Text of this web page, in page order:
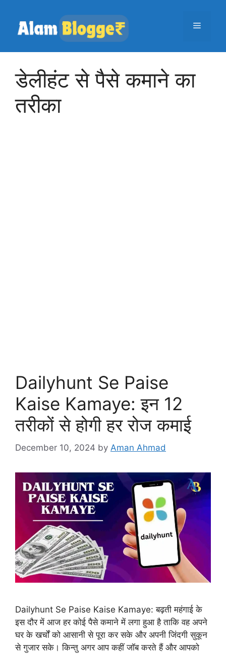
content
Menu
डेलीहंट से पैसे कमाने का
तरीका
Dailyhunt Se Paise
Kaise Kamaye: इन 12
तरीकों से होगी हर रोज कमाई
December 10, 2024 by Aman Ahmad
Dailyhunt Se Paise Kaise Kamaye: बढ़ती महंगाई के
इस दौर में आज हर कोई पैसे कमाने में लगा हुआ है ताकि वह अपने
घर के खर्चों को आसानी से पूरा कर सके और अपनी जिंदगी सुकून
से गुजार सके। किन्तु अगर आप कहीं जॉब करते हैं और आपको